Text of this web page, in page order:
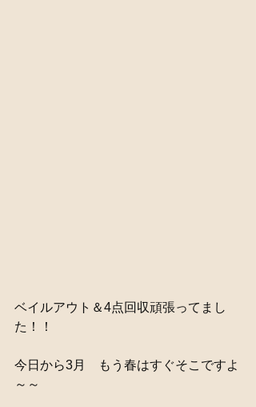
ベイルアウト＆4点回収頑張ってまし
た！！
今日から3月　もう春はすぐそこですよ
～～